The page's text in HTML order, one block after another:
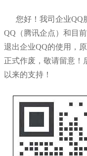
公司」
您好！我司企业QQ
QQ（腾讯企点）和目
退出企业QQ的使用，
正式作废，敬请留意！
以来的支持！